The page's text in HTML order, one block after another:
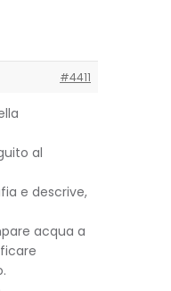
#4411
al
e descrive,
acqua a